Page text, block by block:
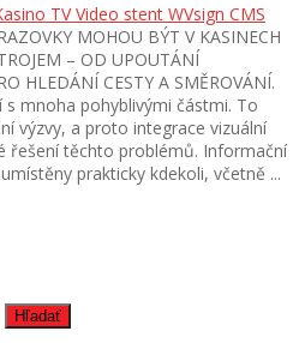
TV Video stent WVsign CMS
MOHOU BÝT V KASINECH
– OD UPOUTÁNÍ
HLEDÁNÍ CESTY A SMĚROVÁNÍ.
mnoha pohyblivými částmi. To
výzvy, a proto integrace vizuální
řešení těchto problémů. Informační
prakticky kdekoli, včetně ...
Hľadať